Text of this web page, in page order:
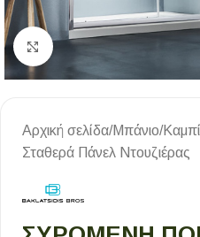
Κλικ για μεγέθυνση
Αρχική σελίδα/Μπάνιο/
Σταθερά Πάνελ Ντουζιέρας